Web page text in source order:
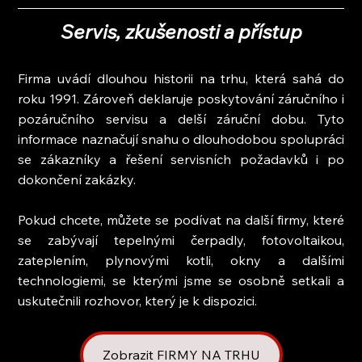
Servis, zkušenosti a přístup
Firma uvádí dlouhou historii na trhu, která sahá do
roku 1991. Zároveň deklaruje poskytování záručního i
pozáručního servisu a delší záruční dobu. Tyto
informace naznačují snahu o dlouhodobou spolupráci
se zákazníky a řešení servisních požadavků i po
dokončení zakázky.
Pokud chcete, můžete se podívat na další firmy, které
se zabývají tepelnými čerpadly, fotovoltaikou,
zateplením, plynovými kotli, okny a dalšími
technologiemi, se kterými jsme se osobně setkali a
uskutečnili rozhovor, který je k dispozici.
Zobrazit FIRMY NA TRHU